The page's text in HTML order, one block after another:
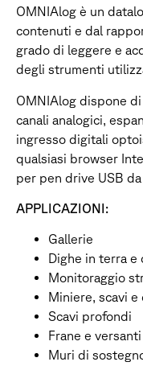
OMNIAlog è un
contenuti e dal
grado di leggere e
degli strumenti
OMNIAlog dispone
canali analogici,
ingresso digitali
qualsiasi browser
per pen drive USB da
APPLICAZIONI:
Gallerie
Dighe in terra e
Monitoraggio
Miniere, scavi
Scavi profondi
Frane e
Muri di